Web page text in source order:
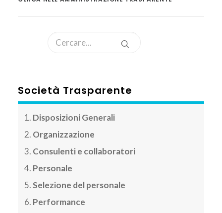
Società Trasparente
Disposizioni Generali
Organizzazione
Consulenti e collaboratori
Personale
Selezione del personale
Performance